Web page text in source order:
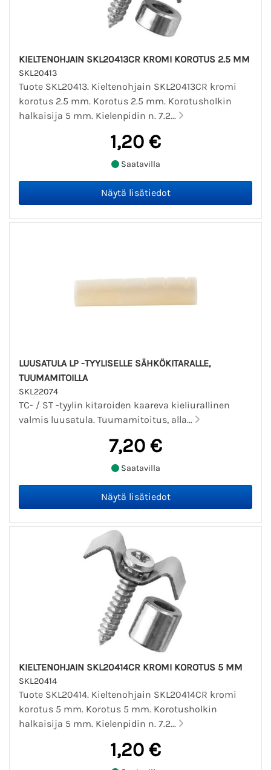
KIELTENOHJAIN SKL20413CR KROMI KOROTUS 2.5 MM
SKL20413
Tuote SKL20413. Kieltenohjain SKL20413CR kromi
korotus 2.5 mm. Korotus 2.5 mm. Korotusholkin
halkaisija 5 mm. Kielenpidin n. 7.2...
1,20 €
Saatavilla
LUUSATULA LP -TYYLISELLE SÄHKÖKITARALLE,
TUUMAMITOILLA
SKL22074
TC- / ST -tyylin kitaroiden kaareva kieliurallinen
valmis luusatula. Tuumamitoitus, alla...
7,20 €
Saatavilla
KIELTENOHJAIN SKL20414CR KROMI KOROTUS 5 MM
SKL20414
Tuote SKL20414. Kieltenohjain SKL20414CR kromi
korotus 5 mm. Korotus 5 mm. Korotusholkin
halkaisija 5 mm. Kielenpidin n. 7.2...
1,20 €